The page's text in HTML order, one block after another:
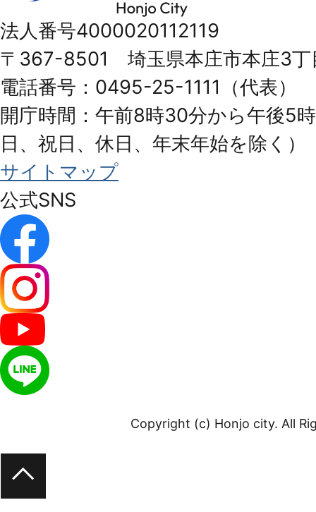
Honjo
City
法人番号4000020112119
〒367-8501 埼玉県本庄市本庄3丁
電話番号：0495-25-1111（代表）
開庁時間：午前8時30分から午後5
日、祝日、休日、年末年始を除く）
サイトマップ
公式SNS
Copyright (c) Honjo city. All